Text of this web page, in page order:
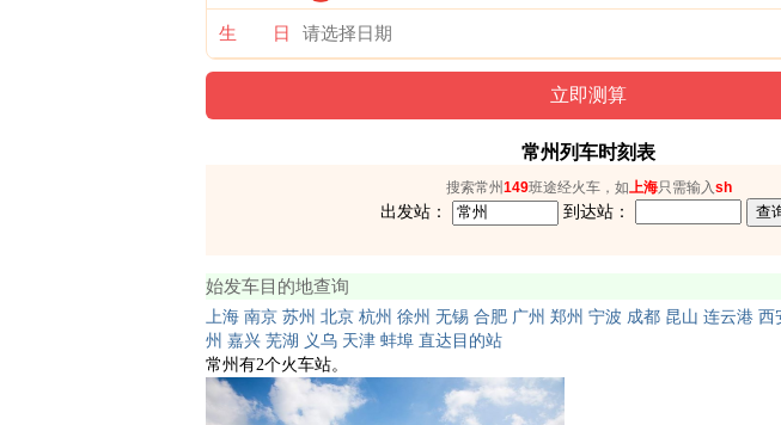
生 日
常州列车时刻表
搜索常州 149班途经火车，如上海只需输入sh
出发站： 到达站：
始发车目的地查询
上海 南京 苏州 北京 杭州 徐州 无锡 合肥 广州 郑州 宁波 成都 昆山 连云港 西
州 嘉兴 芜湖 义乌 天津 蚌埠 直达目的站
常州有2个火车站。